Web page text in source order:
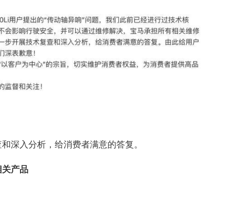
入分析，给消费者满意的答复。
产品